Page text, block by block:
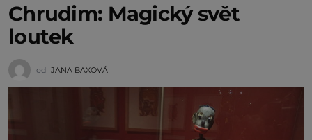
Chrudim: Magický svět
loutek
od JANA BAXOVÁ